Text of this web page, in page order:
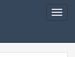
T
o
g
l